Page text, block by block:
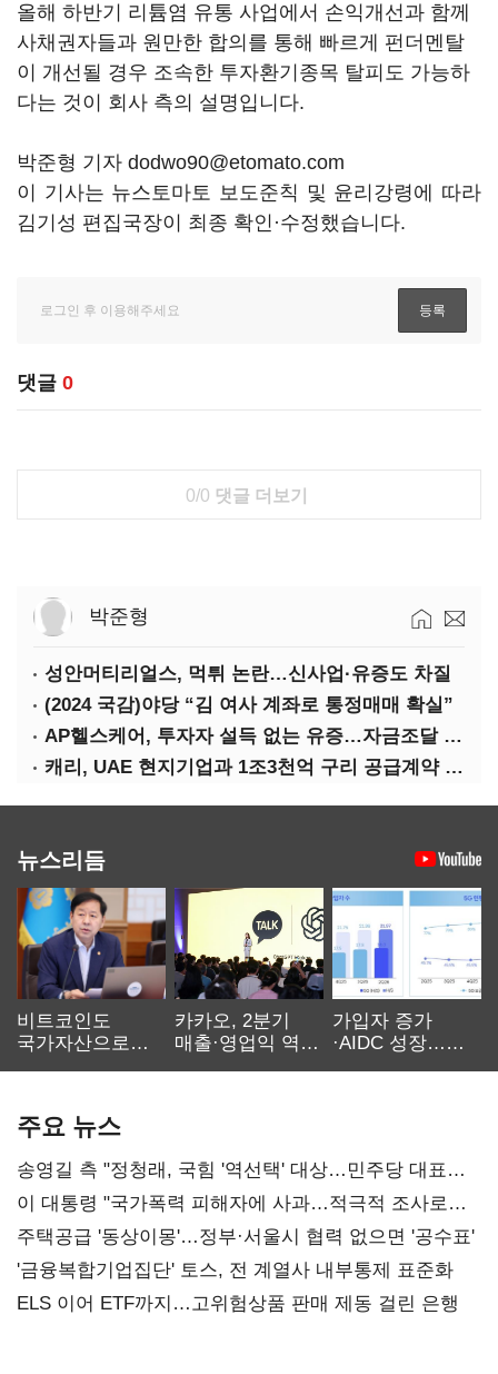
올해 하반기 리튬염 유통 사업에서 손익개선과 함께
사채권자들과 원만한 합의를 통해 빠르게 펀더멘탈
이 개선될 경우 조속한 투자환기종목 탈피도 가능하
다는 것이 회사 측의 설명입니다.
박준형 기자 dodwo90@etomato.com
이 기사는 뉴스토마토 보도준칙 및 윤리강령에 따라
김기성 편집국장이 최종 확인·수정했습니다.
댓글 0
0/0 댓글 더보기
박준형
성안머티리얼스, 먹튀 논란…신사업·유증도 차질
(2024 국감)야당 “김 여사 계좌로 통정매매 확실”
AP헬스케어, 투자자 설득 없는 유증…자금조달 ‘빨간불’
캐리, UAE 현지기업과 1조3천억 구리 공급계약 체결
뉴스리듬
비트코인도
국가자산으로…'
카카오, 2분기
매출·영업익 역대
가입자 증가
·AIDC 성장…
주요 뉴스
송영길 측 "정청래, 국힘 '역선택' 대상…민주당 대표로
총선 지휘 못해"
이 대통령 "국가폭력 피해자에 사과…적극적 조사로
진실 밝혀야"
주택공급 '동상이몽'…정부·서울시 협력 없으면 '공수표'
'금융복합기업집단' 토스, 전 계열사 내부통제 표준화
ELS 이어 ETF까지…고위험상품 판매 제동 걸린 은행